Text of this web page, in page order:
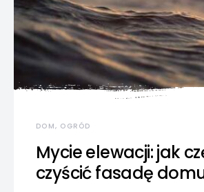
DOM, OGRÓD
Mycie elewacji: jak
czyścić fasadę